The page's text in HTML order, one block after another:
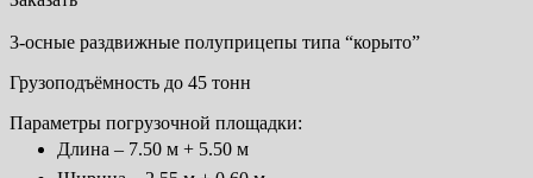
3-осные раздвижные полуприцепы типа “корыто”
Грузоподъёмность до 45 тонн
Параметры погрузочной площадки:
Длина – 7.50 м + 5.50 м